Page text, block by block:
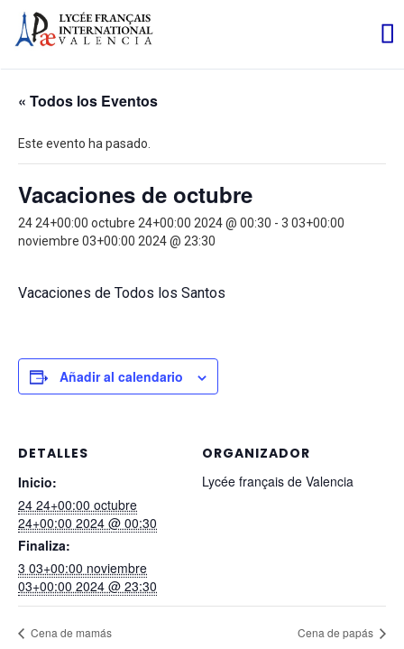
« Todos los Eventos
Este evento ha pasado.
Vacaciones de octubre
24 24+00:00 octubre 24+00:00 2024 @ 00:30 - 3 03+00:00
noviembre 03+00:00 2024 @ 23:30
Vacaciones de Todos los Santos
Añadir al calendario
DETALLES
Inicio:
24 24+00:00 octubre
24+00:00 2024 @ 00:30
Finaliza:
3 03+00:00 noviembre
03+00:00 2024 @ 23:30
ORGANIZADOR
Lycée français de Valencia
Cena de mamás Cena de papás